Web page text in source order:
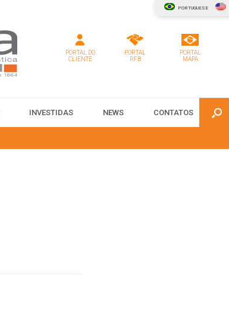
PORTUGUESE
PORTAL DO
CLIENTE
PORTAL
RFB
PORTAL
MAPA
INVESTIDAS NEWS CONTATOS